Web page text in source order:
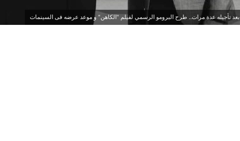
بعد تأجيله عدة مرات.. طرح البرومو الرسمي لفيلم "الكاهن" و موعد عرضه فى السينمات